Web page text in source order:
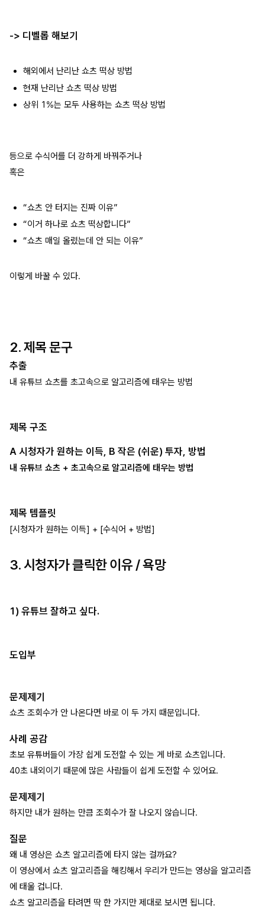
-> 디벨롭 해보기
해외에서 난리난 쇼츠 떡상 방법
현재 난리난 쇼츠 떡상 방법
상위 1%는 모두 사용하는 쇼츠 떡상 방법
등으로 수식어를 더 강하게 바꿔주거나
혹은
“쇼츠 안 터지는 진짜 이유”
“이거 하나로 쇼츠 떡상합니다”
“쇼츠 매일 올렸는데 안 되는 이유”
이렇게 바꿀 수 있다.
2. 제목 문구
추출
내 유튜브 쇼츠를 초고속으로 알고리즘에 태우는 방법
제목 구조
A 시청자가 원하는 이득, B 작은 (쉬운) 투자, 방법
내 유튜브 쇼츠 + 초고속으로 알고리즘에 태우는 방법
제목 템플릿
[시청자가 원하는 이득] + [수식어 + 방법]
3. 시청자가 클릭한 이유 / 욕망
1) 유튜브 잘하고 싶다.
도입부
문제제기
쇼츠 조회수가 안 나온다면 바로 이 두 가지 때문입니다.
사례 공감
초보 유튜버들이 가장 쉽게 도전할 수 있는 게 바로 쇼츠입니다.
40초 내외이기 때문에 많은 사람들이 쉽게 도전할 수 있어요.
문제제기
하지만 내가 원하는 만큼 조회수가 잘 나오지 않습니다.
질문
왜 내 영상은 쇼츠 알고리즘에 타지 않는 걸까요?
이 영상에서 쇼츠 알고리즘을 해킹해서 우리가 만드는 영상을 알고리즘
에 태울 겁니다.
쇼츠 알고리즘을 타려면 딱 한 가지만 제대로 보시면 됩니다.